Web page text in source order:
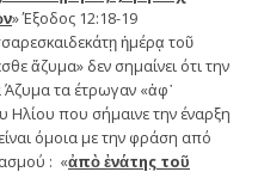
» Έξοδος 12:18-19
ἡμέρᾳ τοῦ
ἄζυμα» δεν σημαίνει ότι την
τα έτρωγαν «ἀφ᾿
που σήμαινε την έναρξη
όμοια με την φράση από
: «ἀπὸ ἐνάτης τοῦ